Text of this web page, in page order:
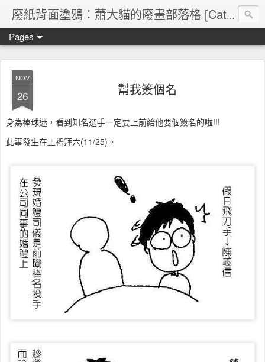
廢紙背面塗鴉：蕭大貓的廢畫部落格 [Cat's blog]
Pages
NOV
26 幫我簽個名
身為棒球迷，看到知名選手一定要上前給他要個簽名的啦!!!
此事發生在上禮拜六(11/25)。